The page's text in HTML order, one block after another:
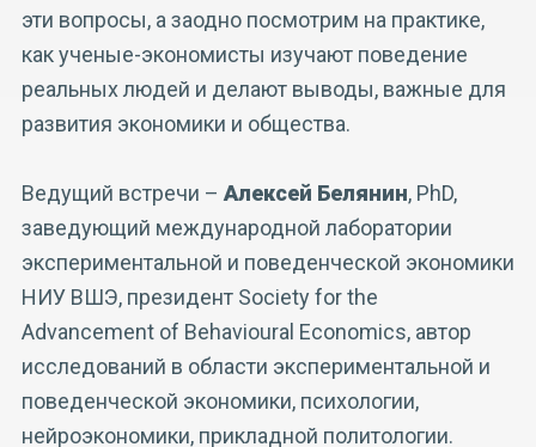
эти вопросы, а заодно посмотрим на практике,
как ученые-экономисты изучают поведение
реальных людей и делают выводы, важные для
развития экономики и общества.
Ведущий встречи – Алексей Белянин, PhD,
заведующий международной лаборатории
экспериментальной и поведенческой экономики
НИУ ВШЭ, президент Society for the
Advancement of Behavioural Economics, автор
исследований в области экспериментальной и
поведенческой экономики, психологии,
нейроэкономики, прикладной политологии.